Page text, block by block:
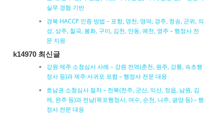
실무 경험 기반
경북 HACCP 인증 방법 – 포항, 영천, 영덕, 경주, 청송, 군위, 의
성, 상주, 칠곡, 봉화, 구미, 김천, 안동, 예천, 영주 – 행정사 전
문 지원
k14970 최신글
강원·제주 소청심사 사례 – 강원 전역(춘천, 원주, 강릉, 속초행
정사 등)과 제주·서귀포 포함 – 행정사 전문 대응
호남권 소청심사 절차 – 전북(전주, 군산, 익산, 정읍, 남원, 김
제, 완주 등)과 전남(목포행정사, 여수, 순천, 나주, 광양 등) – 행
정사 전문 대응